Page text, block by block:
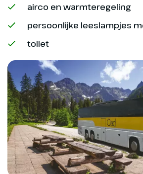
airco en warmteregeling
persoonlijke leeslampjes
toilet